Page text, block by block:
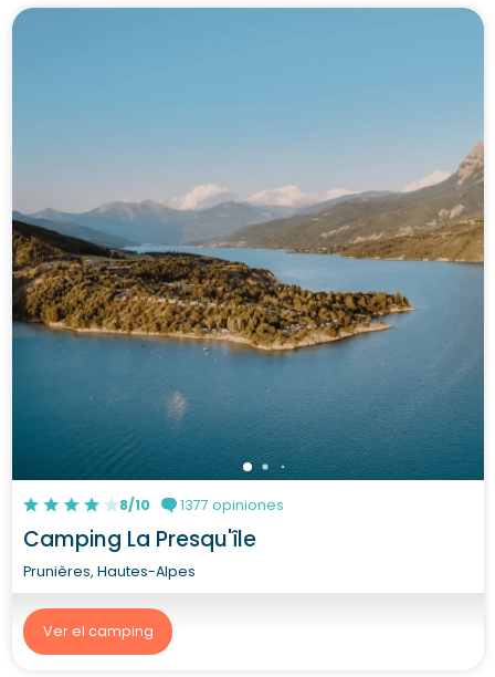
8/10 1377 opiniones
Camping La Presqu'île
Prunières, Hautes-Alpes
Ver el camping